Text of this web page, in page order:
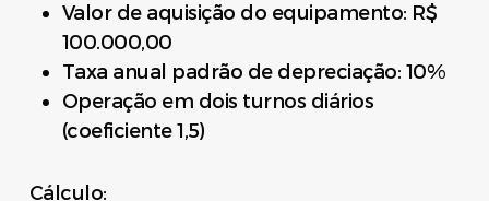
Valor de aquisição do equipamento: R$
100.000,00
Taxa anual padrão de depreciação: 10%
Operação em dois turnos diários
(coeficiente 1,5)
Cálculo: